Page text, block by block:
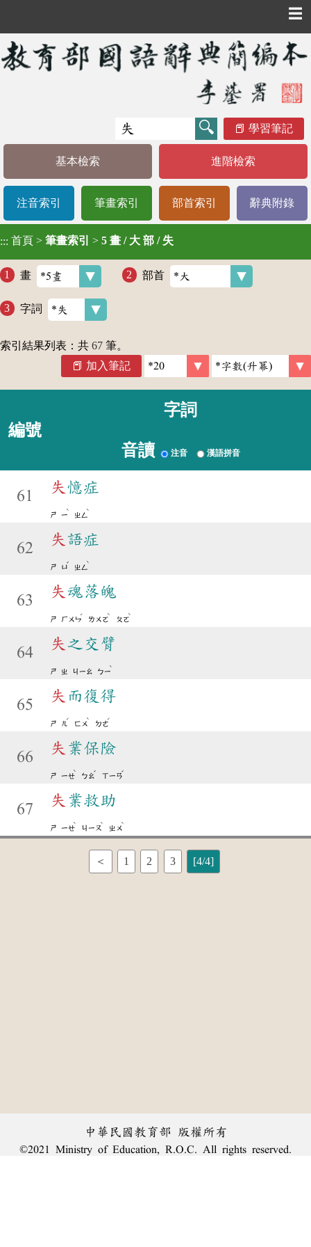
☰
學習筆記
基本檢索 進階檢索
注音索引 筆畫索引 部首索引 辭典附錄
::: 首頁 > 筆畫索引 > 5 畫 / 大 部 / 失
畫 部首
字詞
索引結果列表：共 67 筆。
加入筆記
編號
字詞
音讀 注音 漢語拼音
61
失 憶症
ㄕ ㄧ
ˋ
ㄓㄥ
ˋ
62
失 語症
ㄕ ㄩ
ˇ
ㄓㄥ
ˋ
63
失 魂落魄
ㄕ ㄏㄨㄣ
ˊ
ㄌㄨㄛ
ˋ
ㄆㄛ
ˋ
64
失 之交臂
ㄕ ㄓ ㄐㄧㄠ ㄅㄧ
ˋ
65
失 而復得
ㄕ ㄦ
ˊ
ㄈㄨ
ˋ
ㄉㄜ
ˊ
66
失 業保險
ㄕ ㄧㄝ
ˋ
ㄅㄠ
ˇ
ㄒㄧㄢ
ˇ
67
失 業救助
ㄕ ㄧㄝ
ˋ
ㄐㄧㄡ
ˋ
ㄓㄨ
ˋ
＜ 1 2 3 [4/4]
中華民國教育部 版權所有
©2021 Ministry of Education, R.O.C. All rights reserved.